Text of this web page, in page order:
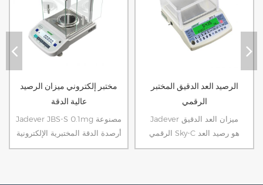
مختبر إلكتروني ميزان الرصيد
عالية الدقة
Jadever JBS-S 0.1mg مصنوعة
أرصدة الدقة المختبرية الإلكترونية
لؤديها و عالية الدقة وزنها للعلم
الرصيد العد الدقيق المختبر
الرقمي
Jadever ميزان العد الدقيق
الرقمي Sky-C هو رصيد العد
الجديد لدينا مع ترقية برامج الترقية